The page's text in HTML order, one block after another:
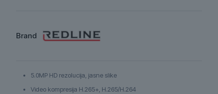
Brand
5.0MP HD rezolucija, jasne slike
Video kompresija H.265+, H.265/H.264